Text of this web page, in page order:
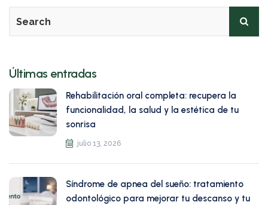
Últimas entradas
Rehabilitación oral completa: recupera la
funcionalidad, la salud y la estética de tu
sonrisa
julio 13, 2026
Síndrome de apnea del sueño: tratamiento
odontológico para mejorar tu descanso y tu